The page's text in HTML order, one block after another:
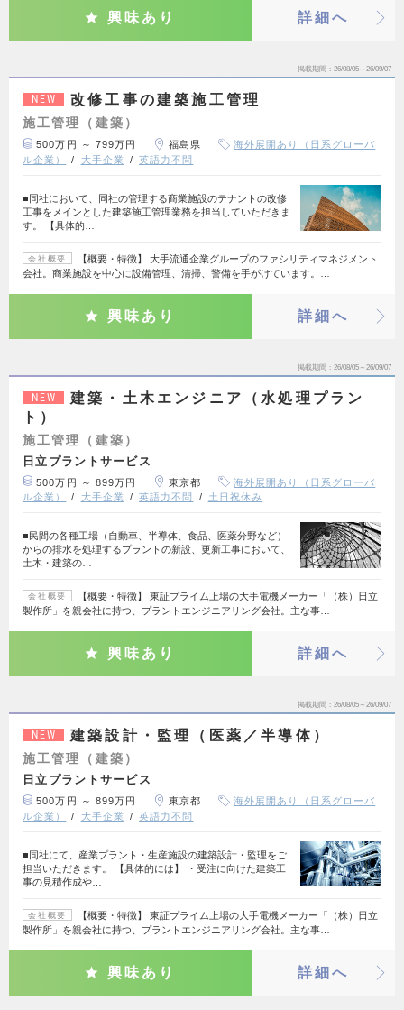
興味あり 詳細へ
掲載期間 26/08/05～26/09/07
NEW 改修工事の建築施工管理
施工管理（建築）
500万円 ～ 799万円 福島県
海外展開あり（日系グローバ
ル企業）
大手企業 英語力不問
■同社において、同社の管理する商業施設のテナントの改修
工事をメインとした建築施工管理業務を担当していただきま
す。 【具体的…
会社概要
【概要・特徴】 大手流通企業グループのファシリティマネジメント
会社。商業施設を中心に設備管理、清掃、警備を手がけています。…
興味あり 詳細へ
掲載期間 26/08/05～26/09/07
NEW
建築・土木エンジニア（水処理プラン
ト）
施工管理（建築）
日立プラントサービス
500万円 ～ 899万円 東京都
海外展開あり（日系グローバ
ル企業）
大手企業 英語力不問 土日祝休み
■民間の各種工場（自動車、半導体、食品、医薬分野など）
からの排水を処理するプラントの新設、更新工事において、
土木・建築の…
会社概要
【概要・特徴】 東証プライム上場の大手電機メーカー「（株）日立
製作所」を親会社に持つ、プラントエンジニアリング会社。主な事…
興味あり 詳細へ
掲載期間 26/08/05～26/09/07
NEW 建築設計・監理（医薬／半導体）
施工管理（建築）
日立プラントサービス
500万円 ～ 899万円 東京都
海外展開あり（日系グローバ
ル企業）
大手企業 英語力不問
■同社にて、産業プラント・生産施設の建築設計・監理をご
担当いただきます。 【具体的には】 ・受注に向けた建築工
事の見積作成や…
会社概要
【概要・特徴】 東証プライム上場の大手電機メーカー「（株）日立
製作所」を親会社に持つ、プラントエンジニアリング会社。主な事…
興味あり 詳細へ